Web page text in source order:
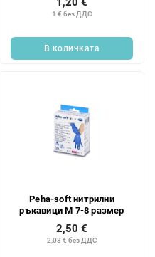
1 € без ДДС
В количката
Peha-soft нитрилни
ръкавици M 7-8 размер
2,08 € без ДДС
2,50 €